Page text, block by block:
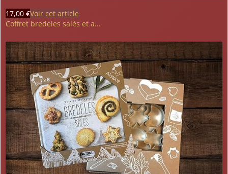
17,00 €Voir cet article
Coffret bredeles salés et a...